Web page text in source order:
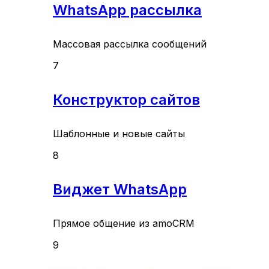
WhatsApp рассылка
Массовая рассылка сообщений
7
Конструктор сайтов
Шаблонные и новые сайты
8
Виджет WhatsApp
Прямое общение из amoCRM
9